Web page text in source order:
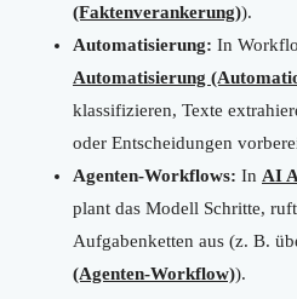
(Faktenverankerung)).
Automatisierung: In
Automatisierung
klassifizieren, Texte
oder Entscheidungen
Agenten-Workflows: In AI
plant das Modell Schritte,
Aufgabenketten aus (z. B.
(Agenten-Workflow)).